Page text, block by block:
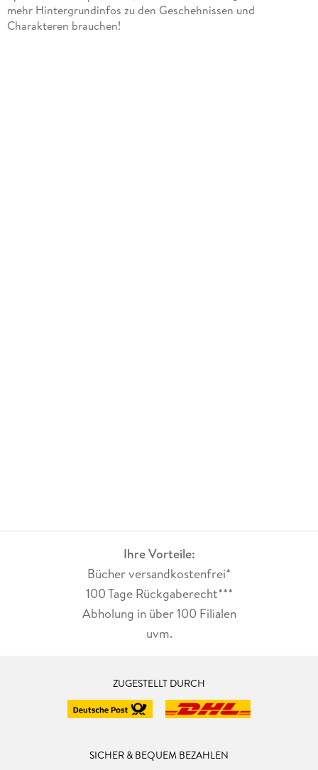
mehr Hintergrundinfos zu den Geschehnissen und
Charakteren brauchen!
Ihre Vorteile:
Bücher versandkostenfrei*
100 Tage Rückgaberecht***
Abholung in über 100 Filialen
uvm.
ZUGESTELLT DURCH
SICHER & BEQUEM BEZAHLEN